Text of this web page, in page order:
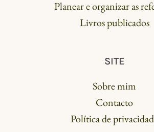
Planear e organizar as
Livros publicados
SITE
Sobre mim
Contacto
Política de